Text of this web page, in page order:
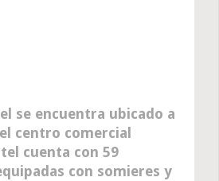
se encuentra ubicado a
centro comercial
cuenta con 59
con somieres y